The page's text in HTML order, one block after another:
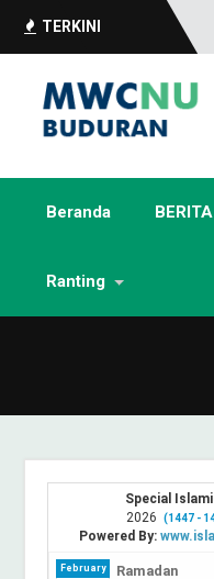
TERKINI
Beranda BERITA
Ranting